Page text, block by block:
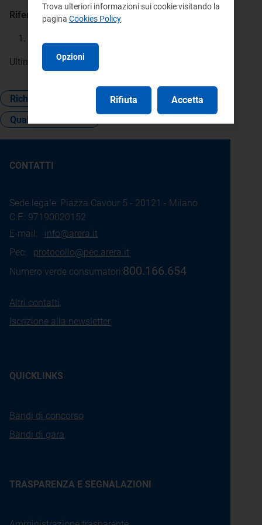
Riferimenti:
Ultimo aggiornamento:
Richiesta d'informazione
Qualità del servizio
CONTATTI
Sede legale: Piazza Cavour 5 - 20121 - Milano
C.F.: 97190020152
E-mail: info@arera.it
Pec: protocollo@pec.arera.it
Numero verde consumatori:800.166.654
Altri contatti
Iscrizione alla newsletter
QUICKLINKS
Bandi di concorso
Bandi di gara
TRASPARENZA E SEGNALAZIONI
Trova ulteriori informazioni sui cookie visitando la
pagina Cookies Policy
Opzioni
Rifiuta Accetta